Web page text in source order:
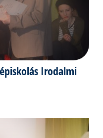
Irodalmi